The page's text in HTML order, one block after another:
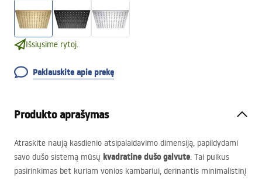
Išsiųsime rytoj.
Paklauskite apie prekę
Produkto aprašymas
Atraskite naują kasdienio atsipalaidavimo dimensiją, papildydami
savo dušo sistemą mūsų kvadratine dušo galvute. Tai puikus
pasirinkimas bet kuriam vonios kambariui, derinantis minimalistinį